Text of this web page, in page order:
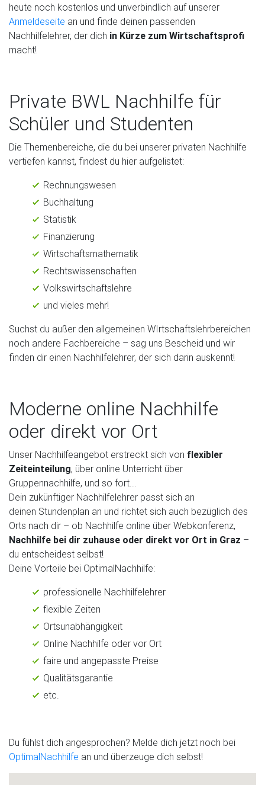
heute noch kostenlos und unverbindlich auf unserer
Anmeldeseite an und finde deinen passenden
Nachhilfelehrer, der dich in Kürze zum Wirtschaftsprofi
macht!
Private BWL Nachhilfe für
Schüler und Studenten
Die Themenbereiche, die du bei unserer privaten Nachhilfe
vertiefen kannst, findest du hier aufgelistet:
Rechnungswesen
Buchhaltung
Statistik
Finanzierung
Wirtschaftsmathematik
Rechtswissenschaften
Volkswirtschaftslehre
und vieles mehr!
Suchst du außer den allgemeinen WIrtschaftslehrbereichen
noch andere Fachbereiche – sag uns Bescheid und wir
finden dir einen Nachhilfelehrer, der sich darin auskennt!
Moderne online Nachhilfe
oder direkt vor Ort
Unser Nachhilfeangebot erstreckt sich von flexibler
Zeiteinteilung, über online Unterricht über
Gruppennachhilfe, und so fort...
Dein zukünftiger Nachhilfelehrer passt sich an
deinen Stundenplan an und richtet sich auch bezüglich des
Orts nach dir – ob Nachhilfe online über Webkonferenz,
Nachhilfe bei dir zuhause oder direkt vor Ort in Graz –
du entscheidest selbst!
Deine Vorteile bei OptimalNachhilfe:
professionelle Nachhilfelehrer
flexible Zeiten
Ortsunabhängigkeit
Online Nachhilfe oder vor Ort
faire und angepasste Preise
Qualitätsgarantie
etc.
Du fühlst dich angesprochen? Melde dich jetzt noch bei
OptimalNachhilfe an und überzeuge dich selbst!